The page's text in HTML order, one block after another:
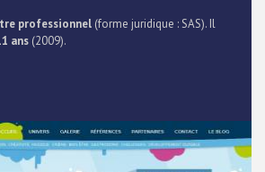
professionnel (forme juridique : SAS). Il
ans (2009).